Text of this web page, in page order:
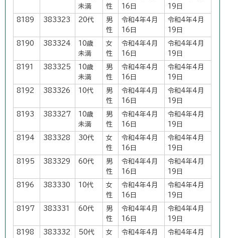
未満
性
16日
19日
8189 383323 20代
男
性
令和4年4月
16日
令和4年4月
19日
8190 383324
10歳
未満
女
性
令和4年4月
16日
令和4年4月
19日
8191 383325
10歳
未満
男
性
令和4年4月
16日
令和4年4月
19日
8192 383326 10代
男
性
令和4年4月
16日
令和4年4月
19日
8193 383327
10歳
未満
男
性
令和4年4月
16日
令和4年4月
19日
8194 383328 30代
女
性
令和4年4月
16日
令和4年4月
19日
8195 383329 60代
男
性
令和4年4月
16日
令和4年4月
19日
8196 383330 10代
女
性
令和4年4月
16日
令和4年4月
19日
8197 383331 60代
男
性
令和4年4月
16日
令和4年4月
19日
8198 383332 50代
女
令和4年4月
令和4年4月